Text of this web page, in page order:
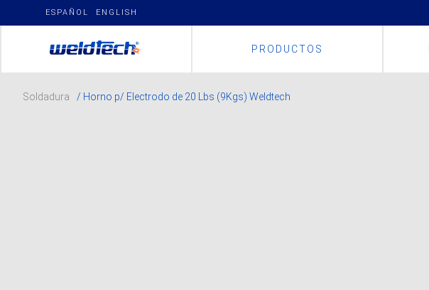
ESPAÑOL ENGLISH
PRODUCTOS
Soldadura
/ Horno p/ Electrodo de 20 Lbs (9Kgs) Weldtech